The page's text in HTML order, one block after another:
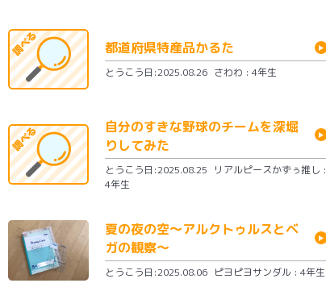
都道府県特産品かるた
とうこう日:2025.08.26 さわわ : 4年生
自分のすきな野球のチームを深堀
りしてみた
とうこう日:2025.08.25
リアルピースかずぅ推し :
4年生
夏の夜の空〜アルクトゥルスとベ
ガの観察〜
とうこう日:2025.08.06 ピヨピヨサンダル : 4年生